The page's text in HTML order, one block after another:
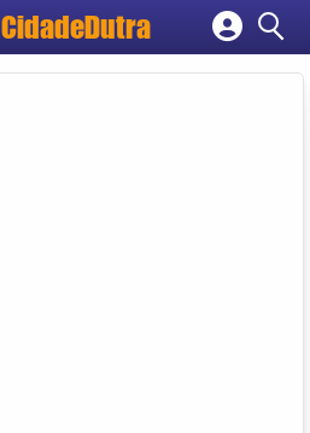
CidadeDutra
Cadastrar empresa